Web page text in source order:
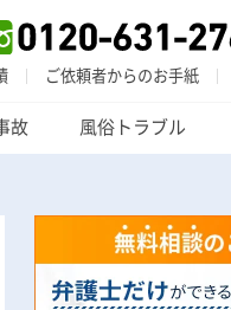
ご依頼者からのお手紙
故 風俗トラブル